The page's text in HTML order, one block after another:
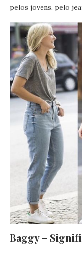
pelos jovens, pelo
Baggy –